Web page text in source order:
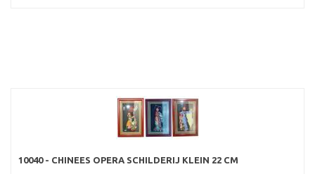
10040 - CHINEES OPERA SCHILDERIJ KLEIN 22 CM